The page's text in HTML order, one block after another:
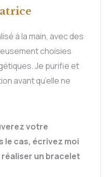
à la main, avec des
choisies
Je purifie et
avant qu’elle ne
votre
le cas, écrivez moi
réaliser un bracelet